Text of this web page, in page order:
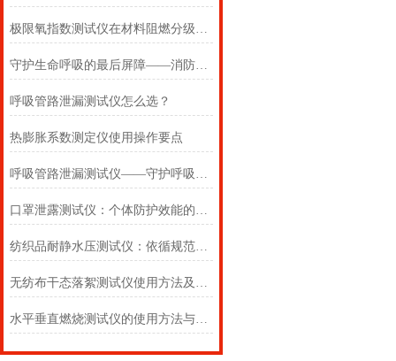
极限氧指数测试仪在材料阻燃分级中的浓度边界判定
守护生命呼吸的最后屏障——消防自救呼吸器防护性能测试仪的全面检测
呼吸管路泄漏测试仪怎么选？
热膨胀系数测定仪使用操作要点
呼吸管路泄漏测试仪——守护呼吸类医疗器械安全的精密检测方案
口罩泄露测试仪：个体防护效能的科学评估仪器
纺织品耐静水压测试仪：依循规范，精准测防渗
无纺布干态落絮测试仪使用方法及注意事项详解
水平垂直燃烧测试仪的使用方法与注意事项